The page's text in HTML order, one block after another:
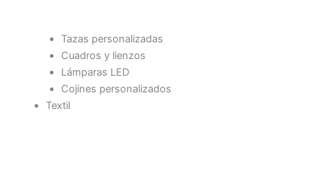
Tazas personalizadas
Cuadros y lienzos
Lámparas LED
Cojines personalizados
Textil